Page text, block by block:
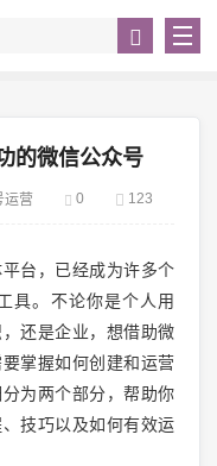
的微信公众号
运营 0 123
台，已经成为许多个
具。不论你是个人用
还是企业，想借助微
掌握如何创建和运营
为两个部分，帮助你
技巧以及如何有效运